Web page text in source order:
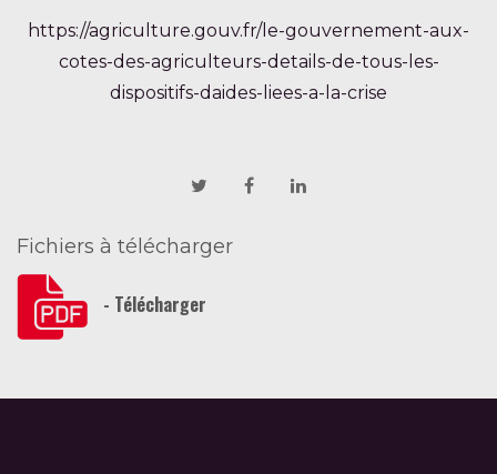
https://agriculture.gouv.fr/le-gouvernement-aux-
cotes-des-agriculteurs-details-de-tous-les-
dispositifs-daides-liees-a-la-crise
Fichiers à télécharger
- Télécharger